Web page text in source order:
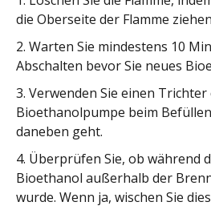
die Oberseite der Flamme
2. Warten Sie mindestens 10
Abschalten bevor Sie neues
3. Verwenden Sie einen
Bioethanolpumpe beim
daneben geht.
4. Überprüfen Sie, ob während
Bioethanol außerhalb der
wurde. Wenn ja, wischen Sie